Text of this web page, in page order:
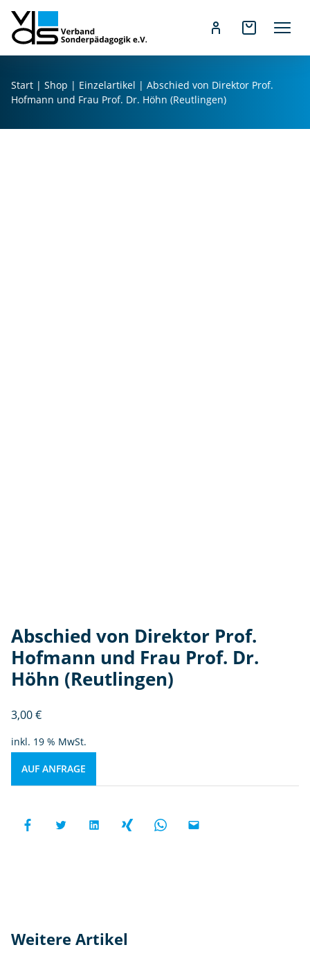
n
Start | Shop | Einzelartikel | Abschied von Direktor Prof.
Hofmann und Frau Prof. Dr. Höhn (Reutlingen)
Abschied von Direktor Prof.
Hofmann und Frau Prof. Dr.
Höhn (Reutlingen)
3,00€
inkl. 19 % MwSt.
AUF ANFRAGE
Weitere Artikel